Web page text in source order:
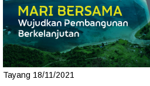
Tayang 18/11/2021